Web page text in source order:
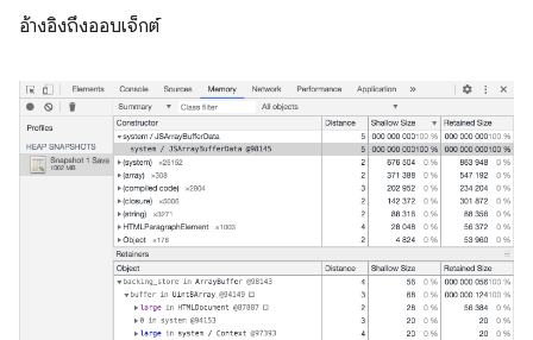
อ้างอิงถึงออบเจ็กต์